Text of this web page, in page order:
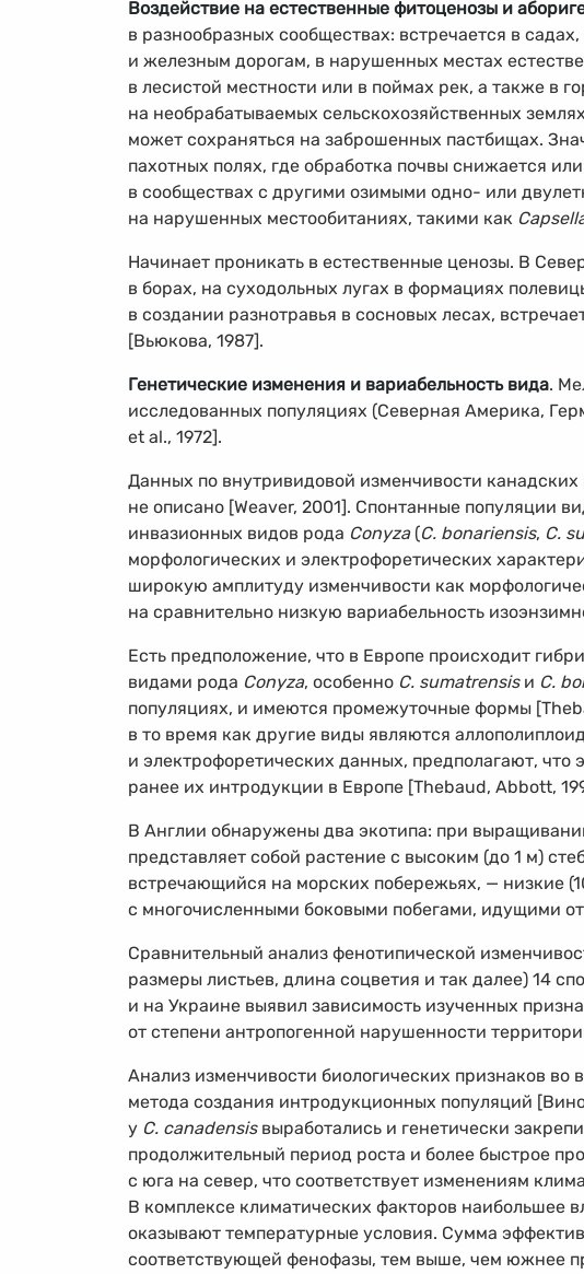
Воздействие на естественные фитоценозы и
в разнообразных сообществах: встречается в
и железным дорогам, в нарушенных местах
в лесистой местности или в поймах рек, а также в
на необрабатываемых сельскохозяйственных
может сохраняться на заброшенных пастбищах.
пахотных полях, где обработка почвы снижается
в сообществах с другими озимыми одно- или
на нарушенных местообитаниях, такими как
Начинает проникать в естественные ценозы. В
в борах, на суходольных лугах в формациях
в создании разнотравья в сосновых лесах,
[Вьюкова, 1987].
Генетические изменения и вариабельность вида.
исследованных популяциях (Северная Америка,
et al., 1972].
Данных по внутривидовой изменчивости
не описано [Weaver, 2001]. Спонтанные популяции
инвазионных видов рода Conyza(C. bonariensis, C.
морфологических и электрофоретических
широкую амплитуду изменчивости как
на сравнительно низкую вариабельность
Есть предположение, что в Европе происходит
видами рода Conyza, особенно C. sumatrensisи C.
популяциях, и имеются промежуточные формы
в то время как другие виды являются
и электрофоретических данных, предполагают, что
ранее их интродукции в Европе [Thebaud, Abbott,
В Англии обнаружены два экотипа: при
представляет собой растение с высоким (до 1 м)
встречающийся на морских побережьях, — низкие
с многочисленными боковыми побегами, идущими
Сравнительный анализ фенотипической
размеры листьев, длина соцветия и так далее) 14
и на Украине выявил зависимость изученных
от степени антропогенной нарушенности
Анализ изменчивости биологических признаков
метода создания интродукционных популяций
у C. canadensisвыработались и генетически
продолжительный период роста и более быстрое
с юга на север, что соответствует изменениям
В комплексе климатических факторов наибольшее
оказывают температурные условия. Сумма
соответствующей фенофазы, тем выше, чем южнее